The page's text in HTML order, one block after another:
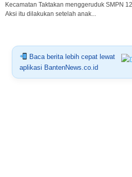
Kecamatan Taktakan menggeruduk SMPN
Aksi itu dilakukan setelah anak...
Baca berita lebih cepat lewat
aplikasi BantenNews.co.id